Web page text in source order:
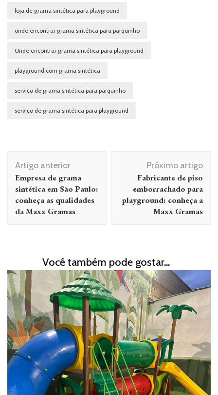
loja de grama sintética para playground
onde encontrar grama sintética para parquinho
Onde encontrar grama sintética para playground
playground com grama sintética
serviço de grama sintética para parquinho
serviço de grama sintética para playground
Navegação de post
Artigo anterior
Empresa de grama
sintética em São Paulo:
conheça as qualidades
da Maxx Gramas
Próximo artigo
Fabricante de piso
emborrachado para
playground: conheça a
Maxx Gramas
Você também pode gostar...